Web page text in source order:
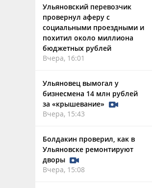
Ульяновский перевозчик
провернул аферу с
социальными проездными и
похитил около миллиона
бюджетных рублей
Вчера, 16:01
Ульяновец вымогал у
бизнесмена 14 млн рублей
за «крышевание»
Вчера, 15:43
Болдакин проверил, как в
Ульяновске ремонтируют
дворы
Вчера, 15:08